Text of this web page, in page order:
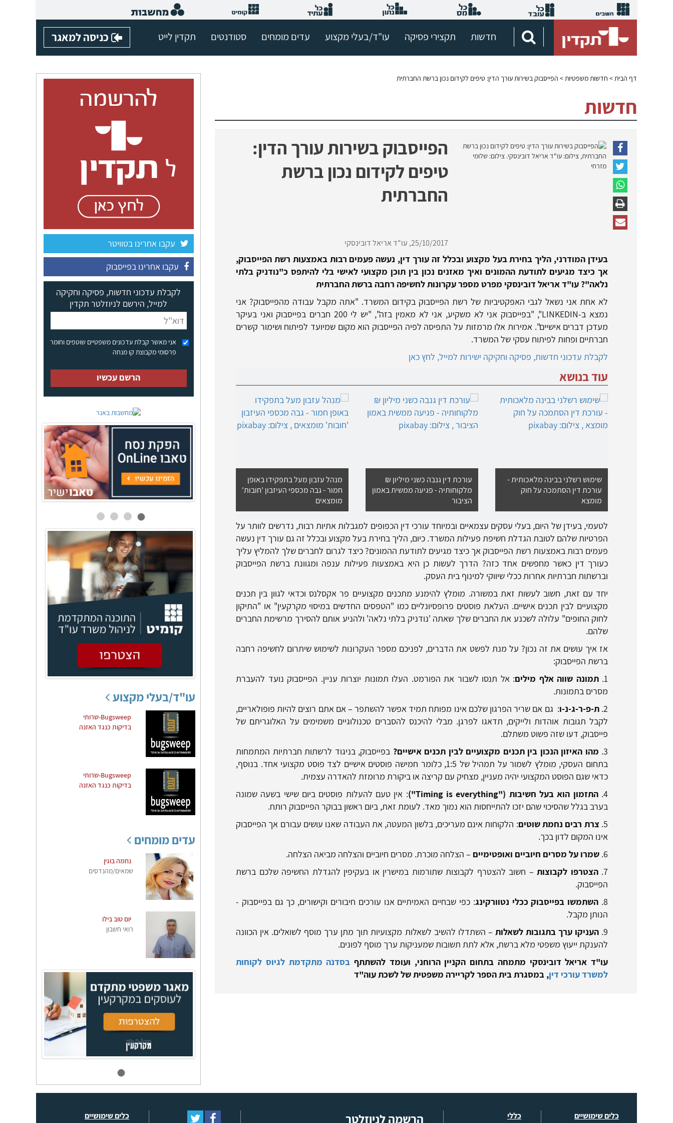
חדשות תקצירי פסיקה עו"ד/בעלי מקצוע עדים מומחים סטודנטים תקדין לייט כניסה למאגר
דף הבית> חדשות משפטיות> הפייסבוק בשירות עורך הדין: טיפים לקידום נכון ברשת החברתית
חדשות
הפייסבוק בשירות עורך הדין:
טיפים לקידום נכון ברשת
החברתית
25/10/2017, עו"ד אריאל דובינסקי
בעידן המודרני, הליך בחירת בעל מקצוע ובכלל זה עורך דין, נעשה פעמים רבות באמצעות רשת הפייסבוק,
אך כיצד מגיעים לתודעת ההמונים ואיך מאזנים נכון בין תוכן מקצועי לאישי בלי להיתפס כ"נודניק בלתי
נלאה"? עו"ד אריאל דובינסקי מפרט מספר עקרונות לחשיפה רחבה ברשת החברתית
לא אחת אני נשאל לגבי האפקטיביות של רשת הפייסבוק בקידום המשרד. "אתה מקבל עבודה מהפייסבוק? אני
נמצא ב-LINKEDIN
", "בפייסבוק אני לא משקיע, אני לא מאמין בזה", "יש לי 200 חברים בפייסבוק ואני בעיקר
מעדכן דברים אישיים". אמירות אלו מרמזות על התפיסה לפיה הפייסבוק הוא מקום שמיועד לפיתוח ושימור קשרים
חברתיים ופחות לפיתוח עסקי של המשרד.
לקבלת עדכוני חדשות, פסיקה וחקיקה ישירות למייל, לחץ כאן
עוד בנושא
שימוש רשלני בבינה מלאכותית -
עורכת דין הסתמכה על חוק
מומצא
עורכת דין גנבה כשני מיליון ₪
מלקוחותיה - פגיעה ממשית באמון
הציבור
מנהל עזבון מעל בתפקידו באופן
חמור - גבה מכספי העיזבון 'חובות'
מומצאים
לטעמי, בעידן של היום, בעלי עסקים עצמאיים ובמיוחד עורכי דין הכפופים למגבלות אתיות רבות, נדרשים לוותר על
הפרטיות שלהם לטובת הגדלת חשיפת פעילות המשרד. כיום, הליך בחירת בעל מקצוע ובכלל זה גם עורך דין נעשה
פעמים רבות באמצעות רשת הפייסבוק אך כיצד מגיעים לתודעת ההמונים? כיצד לגרום לחברים שלך להמליץ עליך
כעורך דין כאשר מחפשים אחד כזה? הדרך לעשות כן היא באמצעות פעילות ענפה ומגוונת ברשת הפייסבוק
וברשתות חברתיות אחרות ככלי שיווקי למינוף בית העסק.
יחד עם זאת, חשוב לעשות זאת במשורה. מומלץ להימנע מתכנים מקצועיים פר אקסלנס וכדאי לגוון בין תכנים
מקצועיים לבין תכנים אישיים. העלאת פוסטים פרופסיונליים כמו "הטפסים החדשים במיסוי מקרקעין" או "התיקון
לחוק החופים" עלולה לשכנע את החברים שלך שאתה 'נודניק בלתי נלאה' ולהניע אותם להסירך מרשימת החברים
שלהם.
אז איך עושים את זה נכון? על מנת לפשט את הדברים, לפניכם מספר העקרונות לשימוש שיתרום לחשיפה רחבה
ברשת הפייסבוק:
1. תמונה שווה אלף מילים: אל תנסו לשבור את הפורמט. העלו תמונות יוצרות עניין. הפייסבוק נועד להעברת
מסרים בתמונות.
2. ת-פ-ר-ג-נ-ו: גם אם שריר הפרגון שלכם אינו מפותח תמיד אפשר להשתפר – אם אתם רוצים להיות פופולאריים,
לקבל תגובות אוהדות ולייקים, תדאגו לפרגן. מבלי להיכנס להסברים טכנולוגיים משמימים על האלוגריתם של
פייסבוק, דעו שזה פשוט משתלם.
3. מהו האיזון הנכון בין תכנים מקצועיים לבין תכנים אישיים? בפייסבוק, בניגוד לרשתות חברתיות המתמחות
בתחום העסקי, מומלץ לשמור על תמהיל של 1:5, כלומר חמישה פוסטים אישיים לצד פוסט מקצועי אחד. בנוסף,
כדאי שגם הפוסט המקצועי יהיה מעניין, מצחיק עם קריצה או ביקורת מרומזת להאדרה עצמית.
4. התזמון הוא בעל חשיבות ("Timing is everything
"): אין טעם להעלות פוסטים ביום שישי בשעה שמונה
בערב בגלל שהסיכוי שהם יזכו להתייחסות הוא נמוך מאד. לעומת זאת, ביום ראשון בבוקר הפייסבוק רותח.
5. צרת רבים נחמת שוטים: הלקוחות אינם מעריכים, בלשון המעטה, את העבודה שאנו עושים עבורם אך הפייסבוק
אינו המקום לדון בכך.
6. שמרו על מסרים חיוביים ואופטימיים – הצלחה מוכרת. מסרים חיוביים והצלחה מביאה הצלחה.
7. הצטרפו לקבוצות – חשוב להצטרף לקבוצות שתורמות במישרין או בעקיפין להגדלת החשיפה שלכם ברשת
הפייסבוק.
8. השתמשו בפייסבוק ככלי נטוורקינג: כפי שבחיים האמיתיים אנו עורכים חיבורים וקישורים, כך גם בפייסבוק -
הנותן מקבל.
9. העניקו ערך בתגובות לשאלות – השתדלו להשיב לשאלות מקצועיות תוך מתן ערך מוסף לשואלים. אין הכוונה
להענקת ייעוץ משפטי מלא ברשת, אלא לתת תשובות שמעניקות ערך מוסף לפונים.
עו"ד אריאל דובינסקי מתמחה בתחום הקניין הרוחני, ועומד להשתתף בסדנה מתקדמת לגיוס לקוחות
למשרד עורכי דין, במסגרת בית הספר לקריירה משפטית של לשכת עוה"ד
עקבו אחרינו בטוויטר
עקבו אחרינו בפייסבוק
לקבלת עדכוני חדשות, פסיקה וחקיקה
למייל, הירשם לניוזלטר תקדין
אני מאשר קבלת עדכונים משפטיים שוטפים וחומר
פרסומי מקבוצת קו מנחה
הרשם עכשיו
עו"ד/בעלי מקצוע
Bugsweep-שרותי
בדיקות כנגד האזנה
Bugsweep-שרותי
בדיקות כנגד האזנה
עדים מומחים
נחמה בוגין
שמאים/מהנדסים
יום טוב בילו
רואי חשבון
כלים שימושיים
כללי
הרשמה לניוזלטר
כלים שימושיים